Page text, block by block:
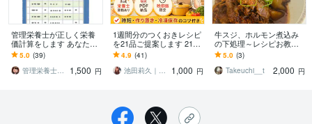
管理栄養士が正しく栄養
価計算をします あなたの
食事の栄養価は？手作
り、外食、中食すべてに
対応。
5.0 (39)
管理栄養士 カワ
1,500 円
1週間分のつくおきレシピ
を21品ご提案します 21品
分1,000円｜晩御飯限定・
PDF納品
4.9 (41)
池田莉久｜動画編集・栄養士ライター
1,000 円
牛スジ、ホルモン煮込み
の下処理～レシピお教え
します 簡単、本格的！お
店の味をご家庭でも！
5.0 (3)
Takeuchi__t
2,000 円